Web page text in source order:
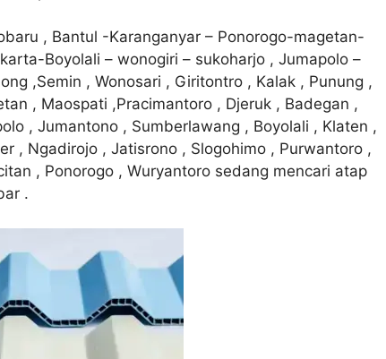
, Bantul -Karanganyar – Ponorogo-magetan-
Boyolali – wonogiri – sukoharjo , Jumapolo –
,Semin , Wonosari , Giritontro , Kalak , Punung ,
, Maospati ,Pracimantoro , Djeruk , Badegan ,
, Jumantono , Sumberlawang , Boyolali , Klaten ,
, Ngadirojo , Jatisrono , Slogohimo , Purwantoro ,
, Ponorogo , Wuryantoro sedang mencari atap
.